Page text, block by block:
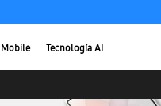
Mobile Tecnología AI